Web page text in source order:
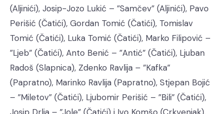
(Aljinići), Josip-Jozo Lukić – ”Samčev” (Aljinići), Pavo
Perišić (Čatići), Gordan Tomić (Čatići), Tomislav
Tomić (Čatići), Luka Tomić (Čatići), Marko Filipović –
”Ljeb” (Čatići), Anto Benić – ”Antić” (Čatići), Ljuban
Radoš (Slapnica), Zdenko Ravlija – ”Kafka”
(Papratno), Marinko Ravlija (Papratno), Stjepan Bojić
– ”Miletov” (Čatići), Ljubomir Perišić – ”Bili” (Čatići),